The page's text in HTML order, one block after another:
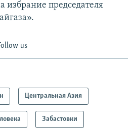
избрание председателя
us
Центральная Азия
Забастовки